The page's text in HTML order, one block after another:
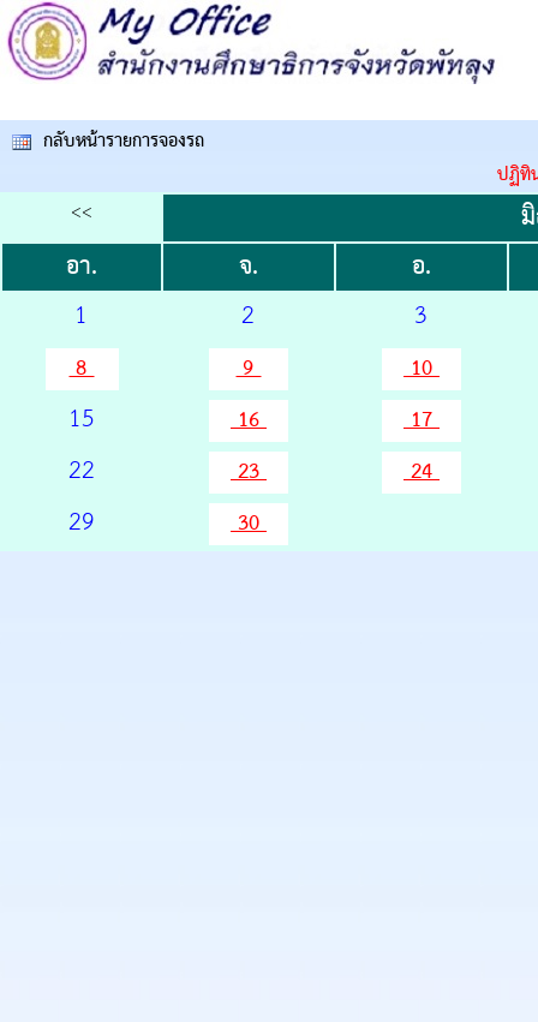
กลับหน้ารายการจองรถ
ปฏิทิ
<<
อา.
จ. อ.
1 2 3
8 9 10
15 16 17
22 23 24
29 30